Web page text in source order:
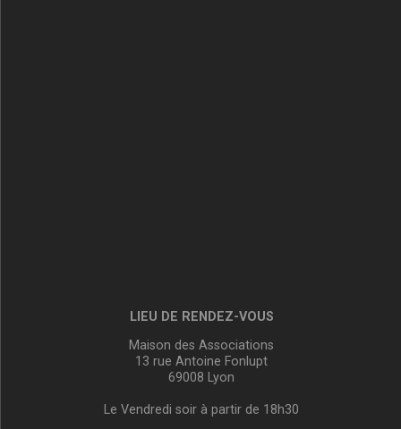
LIEU DE RENDEZ-VOUS
Maison des Associations
13 rue Antoine Fonlupt
69008 Lyon
Le Vendredi soir à partir de 18h30